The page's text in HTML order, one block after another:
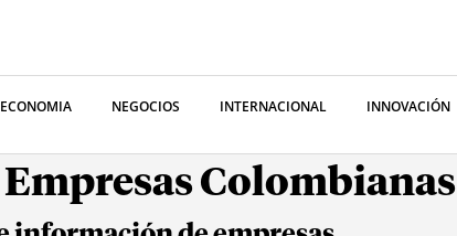
ECONOMIA NEGOCIOS INTERNACIONAL INNOVACIÓN
Empresas Colombianas